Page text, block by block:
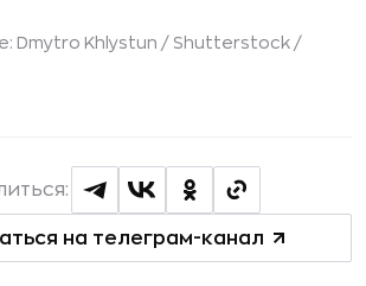
Dmytro Khlystun / Shutterstock /
на телеграм-канал